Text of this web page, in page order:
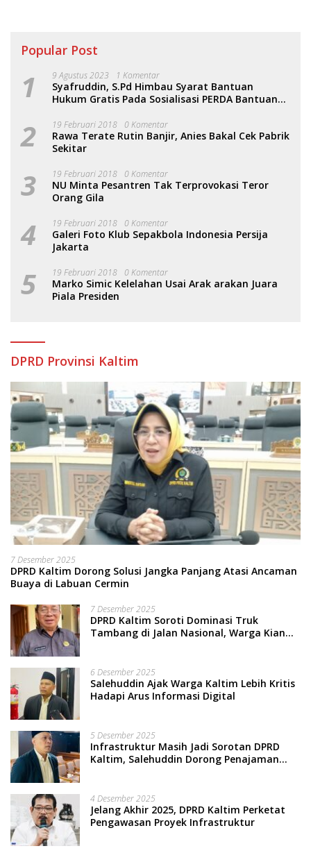
Popular Post
1 9 Agustus 2023 1 Komentar
Syafruddin, S.Pd Himbau Syarat Bantuan
Hukum Gratis Pada Sosialisasi PERDA Bantuan
2 19 Februari 2018 0 Komentar
Rawa Terate Rutin Banjir, Anies Bakal Cek Pabrik
Sekitar
3 19 Februari 2018 0 Komentar
NU Minta Pesantren Tak Terprovokasi Teror
Orang Gila
4 19 Februari 2018 0 Komentar
Galeri Foto Klub Sepakbola Indonesia Persija
Jakarta
5 19 Februari 2018 0 Komentar
Marko Simic Kelelahan Usai Arak arakan Juara
Piala Presiden
DPRD Provinsi Kaltim
7 Desember 2025
DPRD Kaltim Dorong Solusi Jangka Panjang Atasi Ancaman
Buaya di Labuan Cermin
7 Desember 2025
DPRD Kaltim Soroti Dominasi Truk
Tambang di Jalan Nasional, Warga Kian
6 Desember 2025
Salehuddin Ajak Warga Kaltim Lebih Kritis
Hadapi Arus Informasi Digital
5 Desember 2025
Infrastruktur Masih Jadi Sorotan DPRD
Kaltim, Salehuddin Dorong Penajaman
4 Desember 2025
Jelang Akhir 2025, DPRD Kaltim Perketat
Pengawasan Proyek Infrastruktur